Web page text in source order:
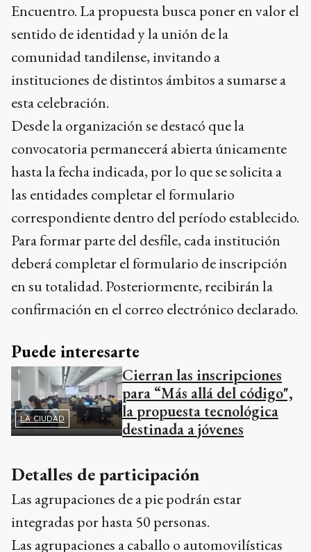
Encuentro. La propuesta busca poner en valor el
sentido de identidad y la unión de la
comunidad tandilense, invitando a
instituciones de distintos ámbitos a sumarse a
esta celebración.
Desde la organización se destacó que la
convocatoria permanecerá abierta únicamente
hasta la fecha indicada, por lo que se solicita a
las entidades completar el formulario
correspondiente dentro del período establecido.
Para formar parte del desfile, cada institución
deberá completar el formulario de inscripción
en su totalidad. Posteriormente, recibirán la
confirmación en el correo electrónico declarado.
Puede interesarte
LA CIUDAD
Cierran las inscripciones
para “Más allá del código",
la propuesta tecnológica
destinada a jóvenes
Detalles de participación
Las agrupaciones de a pie podrán estar
integradas por hasta 50 personas.
Las agrupaciones a caballo o automovilísticas